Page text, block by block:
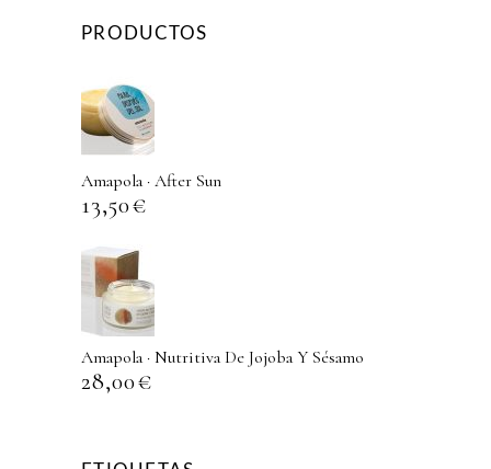
PRODUCTOS
Amapola · After Sun
13,50€
Amapola · Nutritiva De Jojoba Y Sésamo
28,00€